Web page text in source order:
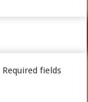
Required fields